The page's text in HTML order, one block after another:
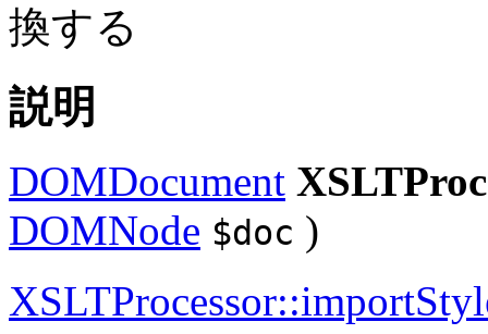
換する
説明
DOMDocument
DOMNode $doc )